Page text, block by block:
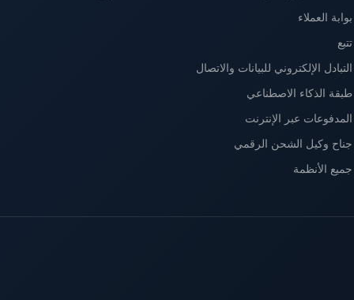
بوابة العملاء
تتبع
التبادل الإلكتروني للبيانات والاتصال
طبقة الذكاء الاصطناعي
المدفوعات عبر الإنترنت
جناح وكيل الشحن الرقمي
جميع الأنظمة